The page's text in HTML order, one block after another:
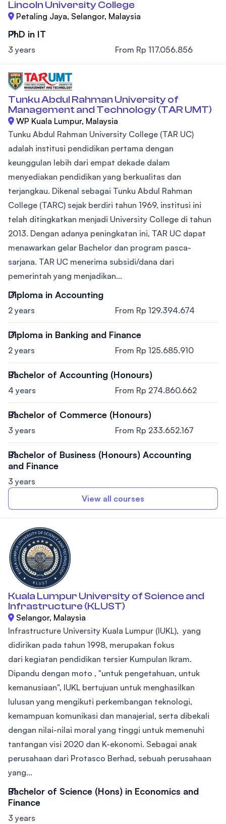
Lincoln University College
Petaling Jaya, Selangor, Malaysia
PhD in IT
3 years From Rp 117.056.856
Tunku Abdul Rahman University of
Management and Technology (TAR UMT)
WP Kuala Lumpur, Malaysia
Tunku Abdul Rahman University College (TAR UC)
adalah institusi pendidikan pertama dengan
keunggulan lebih dari empat dekade dalam
menyediakan pendidikan yang berkualitas dan
terjangkau. Dikenal sebagai Tunku Abdul Rahman
College (TARC) sejak berdiri tahun 1969, institusi ini
telah ditingkatkan menjadi University College di tahun
2013. Dengan adanya peningkatan ini, TAR UC dapat
menawarkan gelar Bachelor dan program pasca-
sarjana. TAR UC menerima subsidi/dana dari
pemerintah yang menjadikan...
Diploma in Accounting
2 years From Rp 129.394.674
Diploma in Banking and Finance
2 years From Rp 125.685.910
Bachelor of Accounting (Honours)
4 years From Rp 274.860.662
Bachelor of Commerce (Honours)
3 years From Rp 233.652.167
Bachelor of Business (Honours) Accounting
and Finance
3 years
View all courses
Kuala Lumpur University of Science and
Infrastructure (KLUST)
Selangor, Malaysia
Infrastructure University Kuala Lumpur (IUKL), yang
didirikan pada tahun 1998, merupakan fokus
dari kegiatan pendidikan tersier Kumpulan Ikram.
Dipandu dengan moto , "untuk pengetahuan, untuk
kemanusiaan", IUKL bertujuan untuk menghasilkan
lulusan yang mengikuti perkembangan teknologi,
kemampuan komunikasi dan manajerial, serta dibekali
dengan nilai-nilai moral yang tinggi untuk memenuhi
tantangan visi 2020 dan K-ekonomi. Sebagai anak
perusahaan dari Protasco Berhad, sebuah perusahaan
yang...
Bachelor of Science (Hons) in Economics and
Finance
3 years